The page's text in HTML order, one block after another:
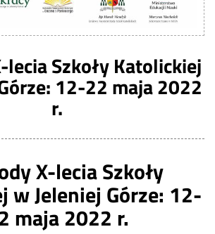
lecia Szkoły Katolickiej
12-22 maja 2022
r.
X-lecia Szkoły
w Jeleniej Górze: 12-
maja 2022 r.